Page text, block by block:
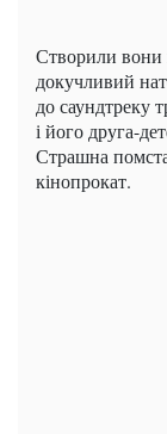
Створили вони
докучливий
до саундтреку
і його друга-
Страшна
кінопрокат.